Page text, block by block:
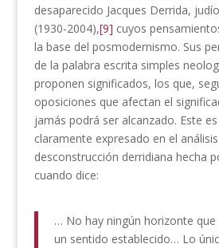
desaparecido Jacques Derrida,
(1930-2004),[9] cuyos
la base del posmodernismo. Sus
de la palabra escrita simples
proponen significados, los que,
oposiciones que afectan el
jamás podrá ser alcanzado. Este
claramente expresado en el
desconstrucción derridiana hecha
cuando dice:
… No hay ningún horizonte
un sentido establecido… Lo